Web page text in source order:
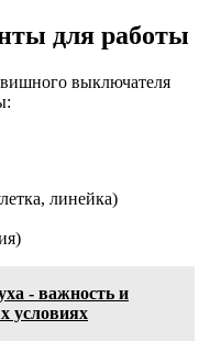
для работы
выключателя
линейка)
- важность и
условиях